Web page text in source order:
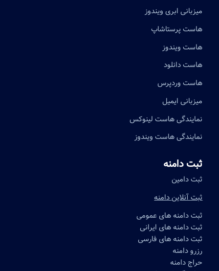
میزبانی ابری ویندوز
هاست پرستاشاپ
هاست ویندوز
هاست دانلود
هاست وردپرس
میزبانی ایمیل
نمایندگی هاست لینوکس
نمایندگی هاست ویندوز
ثبت دامنه
ثبت دامین
ثبت آنلاین دامنه
ثبت دامنه های عمومی
ثبت دامنه های ایرانی
ثبت دامنه های فارسی
رزرو دامنه
حراج دامنه